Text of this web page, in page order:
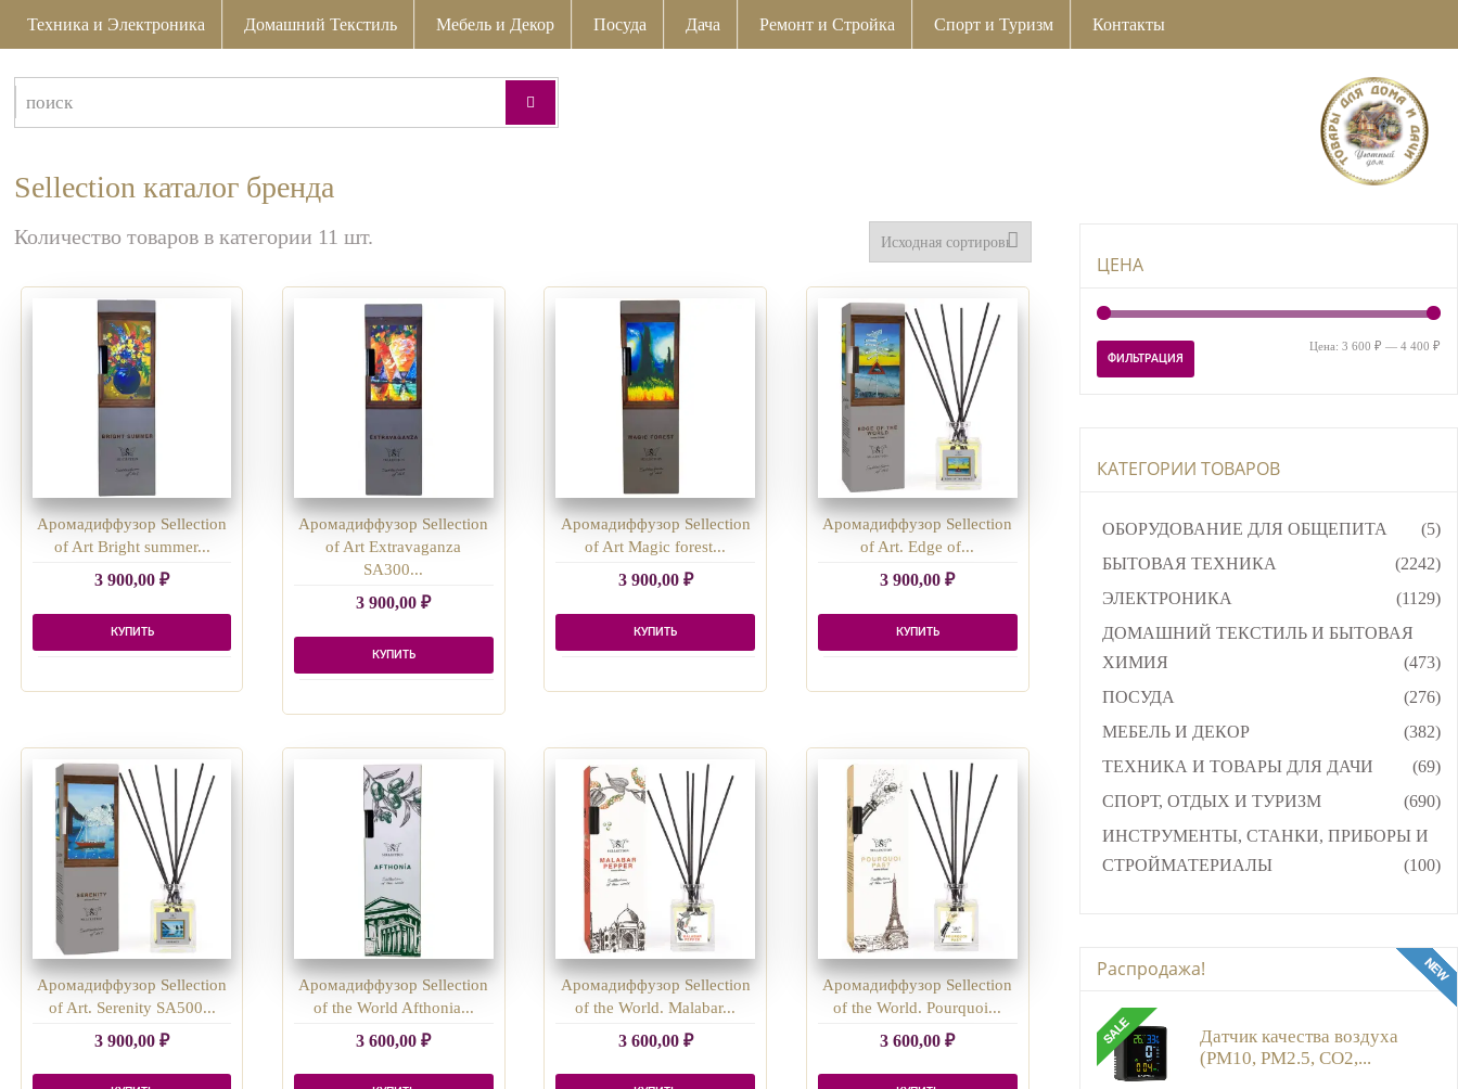
Техника и Электроника Домашний Текстиль Мебель и Декор Посуда Дача Ремонт и Стройка Спорт и Туризм Контакты
Sellection каталог бренда
Количество товаров в категории 11 шт.
Аромадиффузор Sellection
of Art Bright summer...
3 900,00₽
КУПИТЬ
Аромадиффузор Sellection
of Art Extravaganza
SA300...
3 900,00₽
КУПИТЬ
Аромадиффузор Sellection
of Art Magic forest...
3 900,00 ₽
КУПИТЬ
Аромадиффузор Sellection
of Art. Edge of...
3 900,00₽
КУПИТЬ
Аромадиффузор Sellection
of Art. Serenity SA500...
3 900,00₽
Аромадиффузор Sellection
of the World Afthonia...
3 600,00₽
Аромадиффузор Sellection
of the World. Malabar...
3 600,00 ₽
Аромадиффузор Sellection
of the World. Pourquoi...
3 600,00₽
ЦЕНА
ФИЛЬТРАЦИЯ
Цена: 3 600 ₽ — 4 400 ₽
КАТЕГОРИИ ТОВАРОВ
ОБОРУДОВАНИЕ ДЛЯ ОБЩЕПИТА
(5)
БЫТОВАЯ ТЕХНИКА
(2242)
ЭЛЕКТРОНИКА
(1129)
ДОМАШНИЙ ТЕКСТИЛЬ И БЫТОВАЯ
ХИМИЯ
(473)
ПОСУДА
(276)
МЕБЕЛЬ И ДЕКОР
(382)
ТЕХНИКА И ТОВАРЫ ДЛЯ ДАЧИ
(69)
СПОРТ, ОТДЫХ И ТУРИЗМ
(690)
ИНСТРУМЕНТЫ, СТАНКИ, ПРИБОРЫ И
СТРОЙМАТЕРИАЛЫ
(100)
Распродажа!
Датчик качества воздуха
(PM10, PM2.5, CO2,...